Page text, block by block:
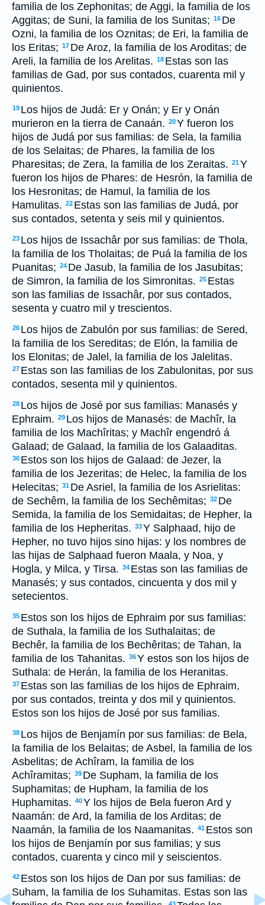
familia de los Zephonitas; de Aggi, la familia de los
Aggitas; de Suni, la familia de los Sunitas; 16 De
Ozni, la familia de los Oznitas; de Eri, la familia de
los Eritas; 17 De Aroz, la familia de los Aroditas; de
Areli, la familia de los Arelitas. 18 Estas son las
familias de Gad, por sus contados, cuarenta mil y
quinientos.
19 Los hijos de Judá: Er y Onán; y Er y Onán
murieron en la tierra de Canaán. 20Y fueron los
hijos de Judá por sus familias: de Sela, la familia
de los Selaitas; de Phares, la familia de los
Pharesitas; de Zera, la familia de los Zeraitas. 21Y
fueron los hijos de Phares: de Hesrón, la familia de
los Hesronitas; de Hamul, la familia de los
Hamulitas. 22 Estas son las familias de Judá, por
sus contados, setenta y seis mil y quinientos.
23 Los hijos de Issachâr por sus familias: de Thola,
la familia de los Tholaitas; de Puá la familia de los
Puanitas; 24 De Jasub, la familia de los Jasubitas;
de Simron, la familia de los Simronitas. 25 Estas
son las familias de Issachâr, por sus contados,
sesenta y cuatro mil y trescientos.
26 Los hijos de Zabulón por sus familias: de Sered,
la familia de los Sereditas; de Elón, la familia de
los Elonitas; de Jalel, la familia de los Jalelitas.
27 Estas son las familias de los Zabulonitas, por sus
contados, sesenta mil y quinientos.
28 Los hijos de José por sus familias: Manasés y
Ephraim. 29 Los hijos de Manasés: de Machîr, la
familia de los Machîritas; y Machîr engendró á
Galaad; de Galaad, la familia de los Galaaditas.
30 Estos son los hijos de Galaad: de Jezer, la
familia de los Jezeritas; de Helec, la familia de los
Helecitas; 31 De Asriel, la familia de los Asrielitas:
de Sechêm, la familia de los Sechêmitas; 32 De
Semida, la familia de los Semidaitas; de Hepher, la
familia de los Hepheritas. 33Y Salphaad, hijo de
Hepher, no tuvo hijos sino hijas: y los nombres de
las hijas de Salphaad fueron Maala, y Noa, y
Hogla, y Milca, y Tirsa. 34 Estas son las familias de
Manasés; y sus contados, cincuenta y dos mil y
setecientos.
35 Estos son los hijos de Ephraim por sus familias:
de Suthala, la familia de los Suthalaitas; de
Bechêr, la familia de los Bechêritas; de Tahan, la
familia de los Tahanitas. 36Y estos son los hijos de
Suthala: de Herán, la familia de los Heranitas.
37 Estas son las familias de los hijos de Ephraim,
por sus contados, treinta y dos mil y quinientos.
Estos son los hijos de José por sus familias.
38 Los hijos de Benjamín por sus familias: de Bela,
la familia de los Belaitas; de Asbel, la familia de los
Asbelitas; de Achîram, la familia de los
Achîramitas; 39 De Supham, la familia de los
Suphamitas; de Hupham, la familia de los
Huphamitas. 40Y los hijos de Bela fueron Ard y
Naamán: de Ard, la familia de los Arditas; de
Naamán, la familia de los Naamanitas. 41 Estos son
los hijos de Benjamín por sus familias; y sus
contados, cuarenta y cinco mil y seiscientos.
42 Estos son los hijos de Dan por sus familias: de
Suham, la familia de los Suhamitas. Estas son las